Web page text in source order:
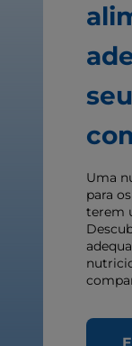
Uma
para
terem